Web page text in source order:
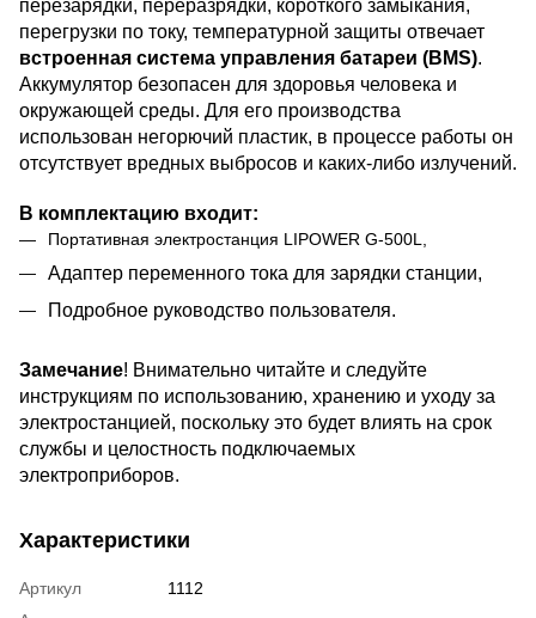
перезарядки, переразрядки, короткого замыкания,
перегрузки по току, температурной защиты отвечает
встроенная система управления батареи (BMS).
Аккумулятор безопасен для здоровья человека и
окружающей среды. Для его производства
использован негорючий пластик, в процессе работы он
отсутствует вредных выбросов и каких-либо излучений.
В комплектацию входит:
Портативная электростанция LIPOWER G-500L,
Адаптер переменного тока для зарядки станции,
Подробное руководство пользователя.
Замечание! Внимательно читайте и следуйте
инструкциям по использованию, хранению и уходу за
электростанцией, поскольку это будет влиять на срок
службы и целостность подключаемых
электроприборов.
Характеристики
Артикул
1112